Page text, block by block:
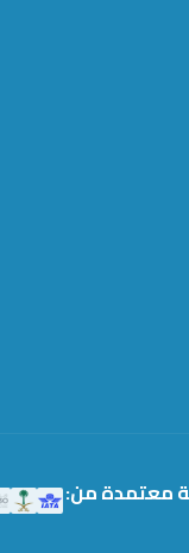
معتمدة من: